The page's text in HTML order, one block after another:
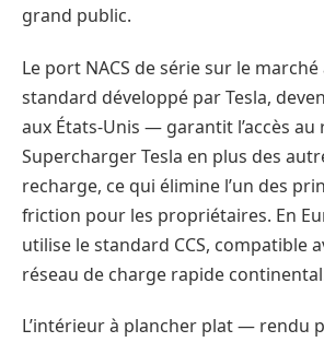
grand public.
Le port NACS de série sur le
standard développé par Tesla,
aux États-Unis — garantit l’accès au
Supercharger Tesla en plus des
recharge, ce qui élimine l’un des
friction pour les propriétaires. En
utilise le standard CCS, compatible
réseau de charge rapide
L’intérieur à plancher plat — rendu